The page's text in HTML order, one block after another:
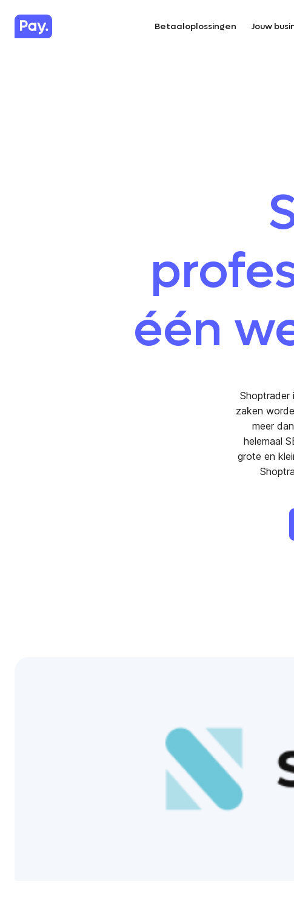
Betaaloplossingen Jouw
één
Shoptrader
zaken
meer
helemaal
grote en